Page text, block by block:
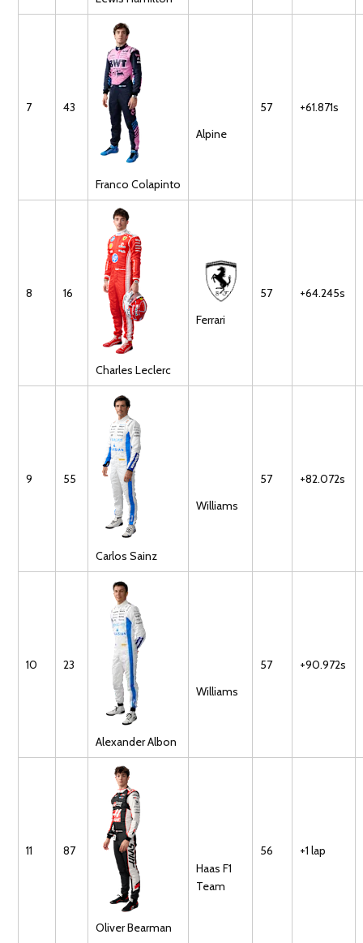
7 43
Franco Colapinto
Alpine
57 +61.871s
8 16
Charles Leclerc
Ferrari
57 +64.245s
9 55
Carlos Sainz
Williams
57 +82.072s
10 23
AlexanderAlbon
Williams
57 +90.972s
11 87
OliverBearman
Haas F1
Team
56 +1 lap